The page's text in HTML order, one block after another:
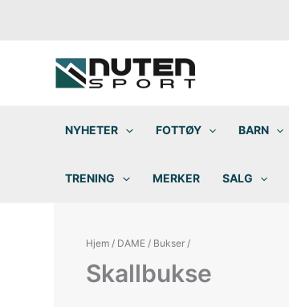
NYHETER FOTTØY BARN
TRENING MERKER SALG
Hjem / DAME / Bukser /
Skallbukse